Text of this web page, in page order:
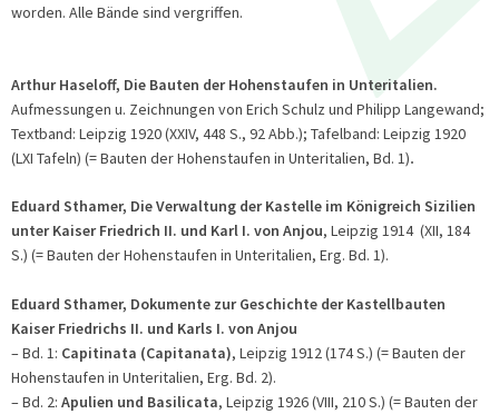
worden. Alle Bände sind vergriffen.
ArthurHaseloff, Die Bauten der Hohenstaufen in Unteritalien.
Aufmessungen u. Zeichnungen von Erich Schulz und Philipp Langewand;
Textband: Leipzig 1920 (XXIV, 448 S., 92 Abb.); Tafelband: Leipzig 1920
(LXI Tafeln) (= Bauten der Hohenstaufen in Unteritalien, Bd. 1).
Eduard Sthamer, Die Verwaltung der Kastelle im Königreich Sizilien
unter Kaiser Friedrich II. und Karl I. von Anjou, Leipzig 1914 (XII, 184
S.) (= Bauten der Hohenstaufen in Unteritalien, Erg. Bd. 1).
Eduard Sthamer, Dokumente zur Geschichte der Kastellbauten
Kaiser Friedrichs II. und Karls I. von Anjou
– Bd. 1: Capitinata (Capitanata), Leipzig 1912 (174 S.) (= Bauten der
Hohenstaufen in Unteritalien, Erg. Bd. 2).
– Bd. 2: Apulien und Basilicata, Leipzig 1926 (VIII, 210 S.) (= Bauten der